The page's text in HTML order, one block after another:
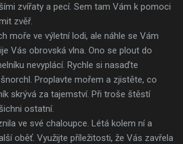
zvířaty a pecí. Sem tam Vám k pomoci
zvěř.
moře ve výletní lodi, ale náhle se Vám
Vás obrovská vlna. Ono se plout do
nevyplácí. Rychle si nasaďte
Proplavte mořem a zjistěte, co
skrývá za tajemství. Při troše štěstí
ostatní.
ve své chaloupce. Létá kolem ní a
oběť. Využijte příležitosti, že Vás zavřela